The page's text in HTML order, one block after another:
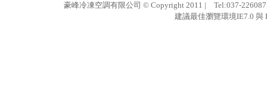
豪峰冷凍空調有限公司 © Copyright 2011 | Tel:037-
建議最佳瀏覽環境IE7.0 與